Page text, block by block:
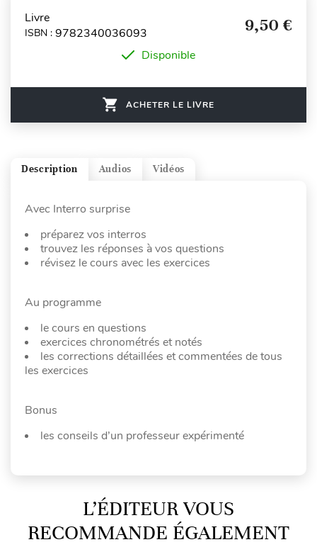
Livre
ISBN : 9782340036093 9,50 €
Disponible
ACHETER LE LIVRE
Vidéos
Audios
Description
Avec Interro surprise
préparez vos interros
trouvez les réponses à vos questions
révisez le cours avec les exercices
Au programme
le cours en questions
exercices chronométrés et notés
les corrections détaillées et commentées de tous
les exercices
Bonus
les conseils d’un professeur expérimenté
L’ÉDITEUR VOUS
RECOMMANDE ÉGALEMENT